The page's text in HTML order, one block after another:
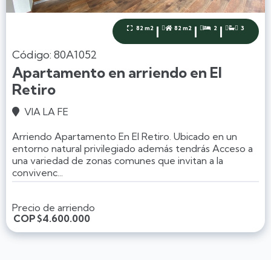
 82 m2 |  82 m2 |  2 |  3
Código: 80A1052
Apartamento en arriendo en El
Retiro
 VIA LA FE
Arriendo Apartamento En El Retiro. Ubicado en un
entorno natural privilegiado además tendrás Acceso a
una variedad de zonas comunes que invitan a la
convivenc...
Precio de arriendo
COP$4.600.000